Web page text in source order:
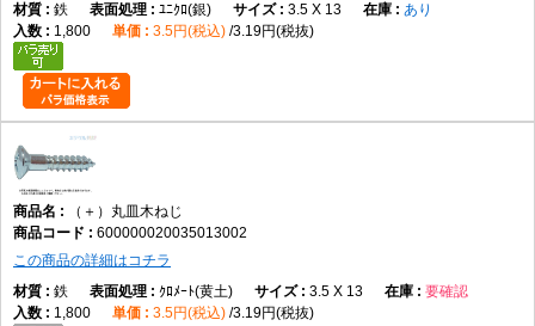
鉄
ﾕﾆｸﾛ(銀) 3.5 X 13
あり
1,800
3.5円(税込) 3.19円(税抜)
（＋）丸皿木ねじ
600000020035013002
この商品の詳細はコチラ
鉄
ｸﾛﾒｰﾄ(黄土) 3.5 X 13
要確認
1,800
3.5円(税込) 3.19円(税抜)